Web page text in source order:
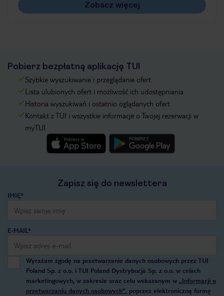
Zobacz więcej
Pobierz bezpłatną aplikację TUI
Szybkie wyszukiwanie i przeglądanie ofert
Lista ulubionych ofert i możliwość ich udostępniania
Historia wyszukiwań i ostatnio oglądanych ofert
Kontakt z TUI i wszystkie informacje o Twojej rezerwacji w
myTUI
Zapisz się do newslettera
IMIĘ*
E-MAIL*
Wyrażam zgodę na przetwarzanie danych osobowych przez TUI
Poland Sp. z o.o. i TUI Poland Dystrybucja Sp. z o.o. w celach
marketingowych, w zakresie oraz celu wskazanym w „Informacji o
przetwarzaniu danych osobowych”, poprzez elektroniczną formę